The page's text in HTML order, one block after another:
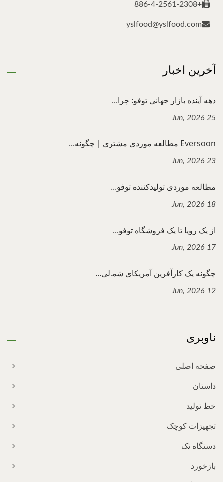
+886-4-2561-2308
yslfood@yslfood.com
آخرین اخبار
دهه آینده بازار جهانی توفو: چرا...
25 Jun, 2026
Eversoon مطالعه موردی مشتری｜چگونه...
23 Jun, 2026
مطالعه موردی تولیدکننده توفو...
18 Jun, 2026
از یک رویا تا یک فروشگاه توفو...
17 Jun, 2026
چگونه یک کارآفرین آمریکای شمالی...
12 Jun, 2026
ناوبری
صفحه اصلی
داستان
خط تولید
تجهیزات کوچک
دستگاه تک
بازخورد